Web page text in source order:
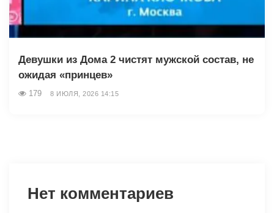
Девушки из Дома 2 чистят мужской состав, не
ожидая «принцев»
179 8 ИЮЛЯ, 2026 14:15
Нет комментариев